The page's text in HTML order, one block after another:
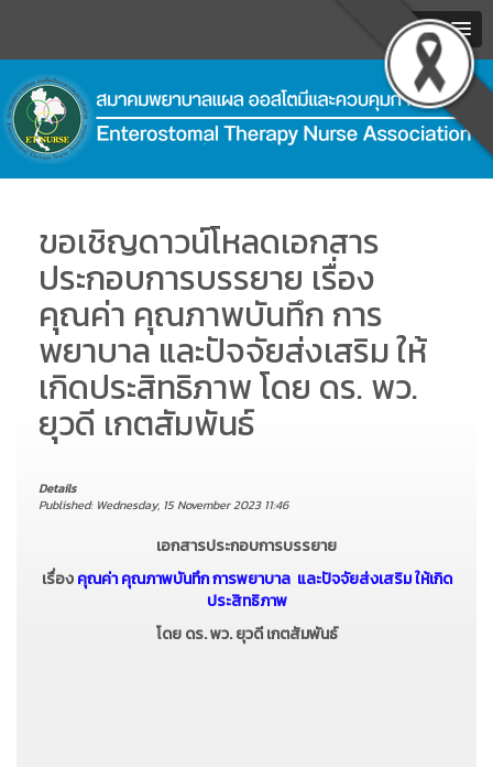
MENU
.
ขอเชิญดาวน์โหลดเอกสาร
ประกอบการบรรยาย เรื่อง
คุณค่า คุณภาพบันทึก การ
พยาบาล และปัจจัยส่งเสริม ให้
เกิดประสิทธิภาพ โดย ดร. พว.
ยุวดี เกตสัมพันธ์
Details
Published: Wednesday, 15 November 2023 11:46
เอกสารประกอบการบรรยาย
เรื่องคุณค่า คุณภาพบันทึก การพยาบาล และปัจจัยส่งเสริม ให้เกิด
ประสิทธิภาพ
โดย ดร. พว. ยุวดี เกตสัมพันธ์